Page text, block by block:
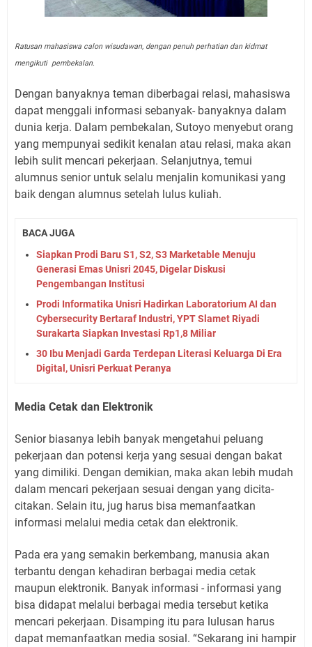
Ratusan mahasiswa calon wisudawan, dengan penuh perhatian dan kidmat
mengikuti pembekalan.
Dengan banyaknya teman diberbagai relasi, mahasiswa
dapat menggali informasi sebanyak- banyaknya dalam
dunia kerja. Dalam pembekalan, Sutoyo menyebut orang
yang mempunyai sedikit kenalan atau relasi, maka akan
lebih sulit mencari pekerjaan. Selanjutnya, temui
alumnus senior untuk selalu menjalin komunikasi yang
baik dengan alumnus setelah lulus kuliah.
BACA JUGA
Siapkan Prodi Baru S1, S2, S3 Marketable Menuju
Generasi Emas Unisri 2045, Digelar Diskusi
Pengembangan Institusi
Prodi Informatika Unisri Hadirkan Laboratorium AI dan
Cybersecurity Bertaraf Industri, YPT Slamet Riyadi
Surakarta Siapkan Investasi Rp1,8 Miliar
30 Ibu Menjadi Garda Terdepan Literasi Keluarga Di Era
Digital, Unisri Perkuat Peranya
Media Cetak dan Elektronik
Senior biasanya lebih banyak mengetahui peluang
pekerjaan dan potensi kerja yang sesuai dengan bakat
yang dimiliki. Dengan demikian, maka akan lebih mudah
dalam mencari pekerjaan sesuai dengan yang dicita-
citakan. Selain itu, jug harus bisa memanfaatkan
informasi melalui media cetak dan elektronik.
Pada era yang semakin berkembang, manusia akan
terbantu dengan kehadiran berbagai media cetak
maupun elektronik. Banyak informasi - informasi yang
bisa didapat melalui berbagai media tersebut ketika
mencari pekerjaan. Disamping itu para lulusan harus
dapat memanfaatkan media sosial. “Sekarang ini hampir